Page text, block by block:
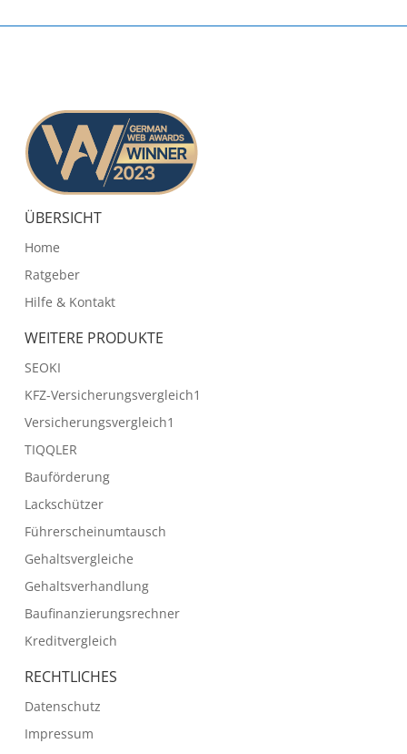
ÜBERSICHT
Home
Ratgeber
Hilfe & Kontakt
WEITERE PRODUKTE
SEOKI
KFZ-Versicherungsvergleich1
Versicherungsvergleich1
TIQQLER
Bauförderung
Lackschützer
Führerscheinumtausch
Gehaltsvergleiche
Gehaltsverhandlung
Baufinanzierungsrechner
Kreditvergleich
RECHTLICHES
Datenschutz
Impressum